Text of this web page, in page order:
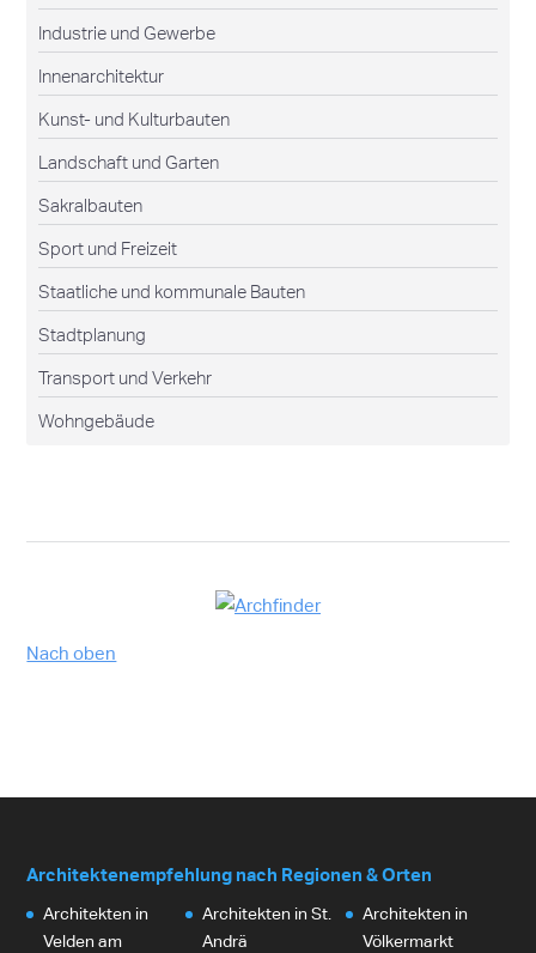
Industrie und Gewerbe
Innenarchitektur
Kunst- und Kulturbauten
Landschaft und Garten
Sakralbauten
Sport und Freizeit
Staatliche und kommunale Bauten
Stadtplanung
Transport und Verkehr
Wohngebäude
Nach oben
Architektenempfehlung nach Regionen & Orten
Architekten in
Velden am
Architekten in St.
Andrä
Architekten in
Völkermarkt